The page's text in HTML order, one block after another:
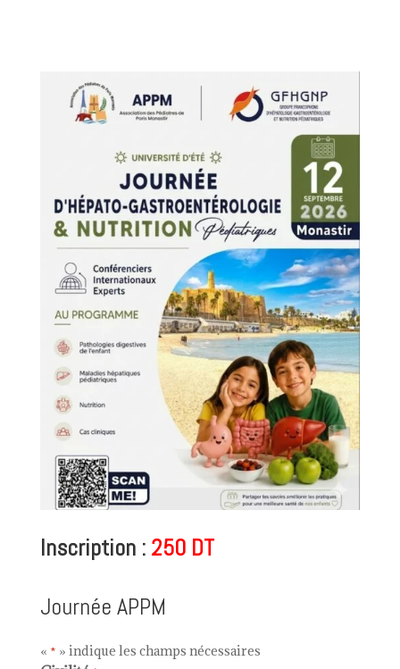
Inscription : 250 DT
Journée APPM
« * » indique les champs nécessaires